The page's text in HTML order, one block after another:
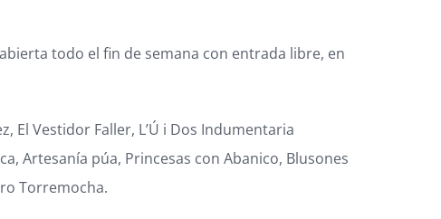
todo el fin de semana con entrada libre, en
El Vestidor Faller, L’Ú i Dos Indumentaria
Artesanía púa, Princesas con Abanico, Blusones
Torremocha.